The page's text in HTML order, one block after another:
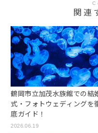
関連
鶴岡市立加茂水族館での結
式・フォトウェディングを
底ガイド！
2026.06.19